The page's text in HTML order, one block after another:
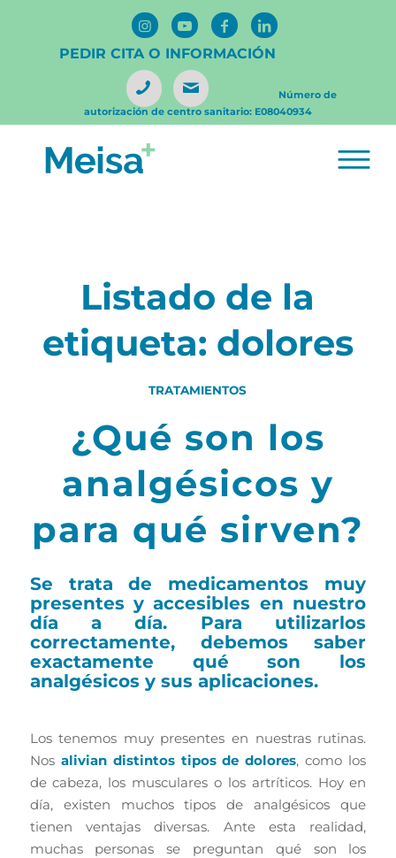
PEDIR CITA O INFORMACIÓN
Número de
autorización de centro sanitario: E08040934
Listado de la
etiqueta: dolores
TRATAMIENTOS
¿Qué son los
analgésicos y
para qué sirven?
Se trata de medicamentos muy
presentes y accesibles en nuestro
día a día. Para utilizarlos
correctamente, debemos saber
exactamente qué son los
analgésicos y sus aplicaciones.
Los tenemos muy presentes en nuestras rutinas.
Nos alivian distintos tipos de dolores, como los
de cabeza, los musculares o los artríticos. Hoy en
día, existen muchos tipos de analgésicos que
tienen ventajas diversas. Ante esta realidad,
muchas personas se preguntan qué son los